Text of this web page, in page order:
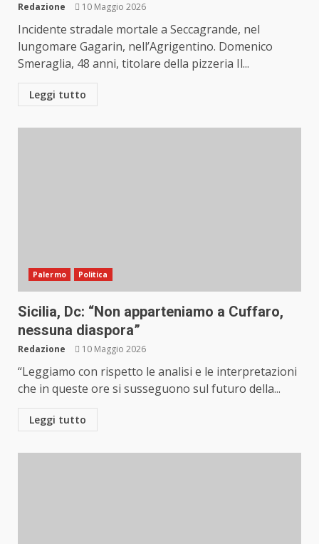
Redazione 10 Maggio 2026
Incidente stradale mortale a Seccagrande, nel
lungomare Gagarin, nell’Agrigentino. Domenico
Smeraglia, 48 anni, titolare della pizzeria Il...
Leggi tutto
Palermo Politica
Sicilia, Dc: “Non apparteniamo a Cuffaro,
nessuna diaspora”
Redazione 10 Maggio 2026
“Leggiamo con rispetto le analisi e le interpretazioni
che in queste ore si susseguono sul futuro della...
Leggi tutto